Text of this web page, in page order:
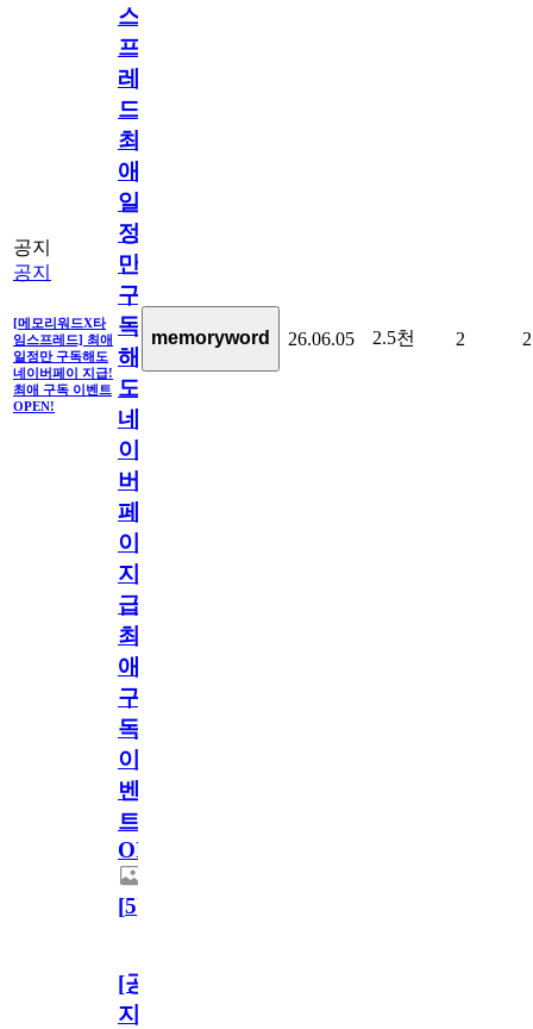
공지
공지
[메모리워드X타
임스프레드] 최애
일정만 구독해도
네이버페이 지급!
최애 구독 이벤트
OPEN!
스
프
레
드]
최
애
일
정
만
구
독
해
도
네
이
버
페
이
지
급!
최
애
구
독
이
벤
트
OPEN!
[5]
memoryword 26.06.05 2.5천 2 2
[공
지]